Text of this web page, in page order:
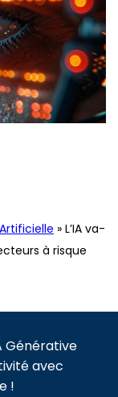
» L’IA va-
à risque
Générative
avec
!